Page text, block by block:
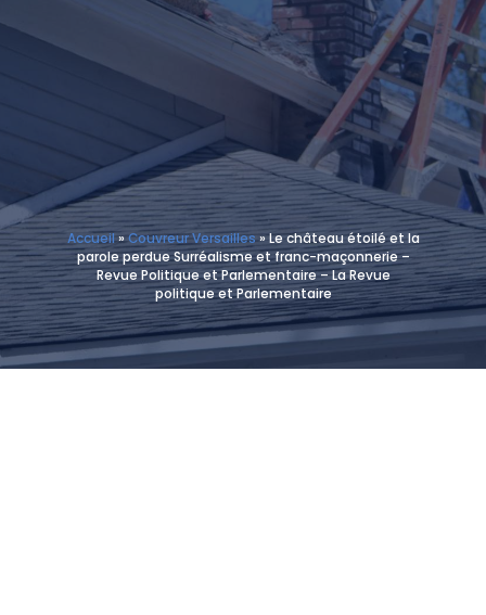
Accueil»Couvreur Versailles»Le château étoilé et la
parole perdue Surréalisme et franc-maçonnerie –
Revue Politique et Parlementaire – La Revue
politique et Parlementaire